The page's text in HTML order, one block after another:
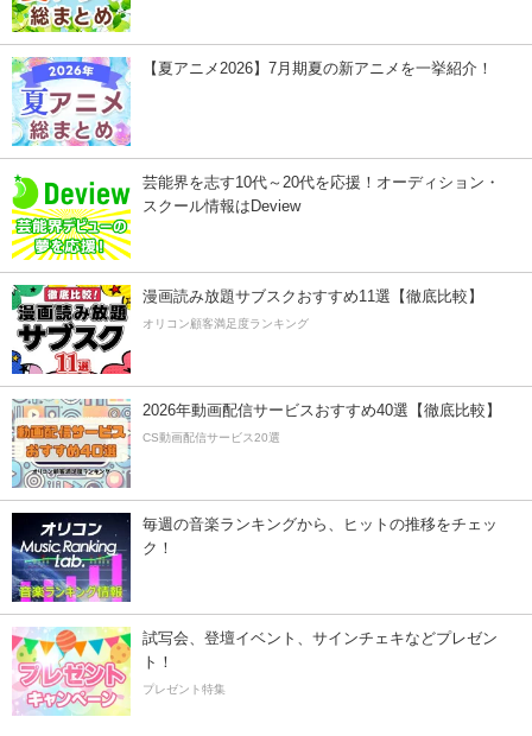
【夏アニメ2026】7月期夏の新アニメを一挙紹介！
芸能界を志す10代～20代を応援！オーディション・
スクール情報はDeview
漫画読み放題サブスクおすすめ11選【徹底比較】
オリコン顧客満足度ランキング
2026年動画配信サービスおすすめ40選【徹底比較】
CS動画配信サービス20選
毎週の音楽ランキングから、ヒットの推移をチェッ
ク！
試写会、登壇イベント、サインチェキなどプレゼン
ト！
プレゼント特集